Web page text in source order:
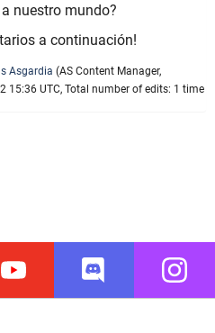
nuestro mundo?
a continuación!
Asgardia (AS Content Manager,
15:36 UTC, Total number of edits: 1 time
Youtube Discord